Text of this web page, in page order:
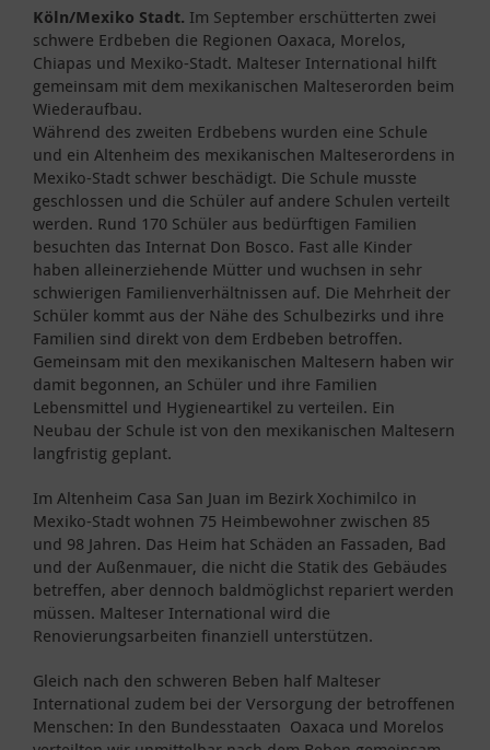
Köln/Mexiko Stadt. Im September erschütterten zwei
schwere Erdbeben die Regionen Oaxaca, Morelos,
Chiapas und Mexiko-Stadt. Malteser International hilft
gemeinsam mit dem mexikanischen Malteserorden beim
Wiederaufbau.
Während des zweiten Erdbebens wurden eine Schule
und ein Altenheim des mexikanischen Malteserordens in
Mexiko-Stadt schwer beschädigt. Die Schule musste
geschlossen und die Schüler auf andere Schulen verteilt
werden. Rund 170 Schüler aus bedürftigen Familien
besuchten das Internat Don Bosco. Fast alle Kinder
haben alleinerziehende Mütter und wuchsen in sehr
schwierigen Familienverhältnissen auf. Die Mehrheit der
Schüler kommt aus der Nähe des Schulbezirks und ihre
Familien sind direkt von dem Erdbeben betroffen.
Gemeinsam mit den mexikanischen Maltesern haben wir
damit begonnen, an Schüler und ihre Familien
Lebensmittel und Hygieneartikel zu verteilen. Ein
Neubau der Schule ist von den mexikanischen Maltesern
langfristig geplant.
Im Altenheim Casa San Juan im Bezirk Xochimilco in
Mexiko-Stadt wohnen 75 Heimbewohner zwischen 85
und 98 Jahren. Das Heim hat Schäden an Fassaden, Bad
und der Außenmauer, die nicht die Statik des Gebäudes
betreffen, aber dennoch baldmöglichst repariert werden
müssen. Malteser International wird die
Renovierungsarbeiten finanziell unterstützen.
Gleich nach den schweren Beben half Malteser
International zudem bei der Versorgung der betroffenen
Menschen: In den Bundesstaaten Oaxaca und Morelos